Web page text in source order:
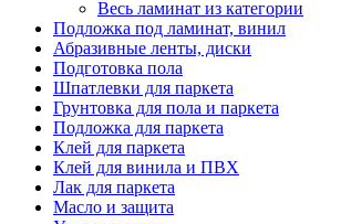
Весь ламинат из категории
Подложка под ламинат, винил
Абразивные ленты, диски
Подготовка пола
Шпатлевки для паркета
Грунтовка для пола и паркета
Подложка для паркета
Клей для паркета
Клей для винила и ПВХ
Лак для паркета
Масло и защита